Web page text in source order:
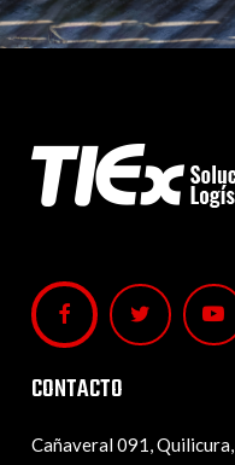
CONTACTO
Cañaveral 091, Quilicura,